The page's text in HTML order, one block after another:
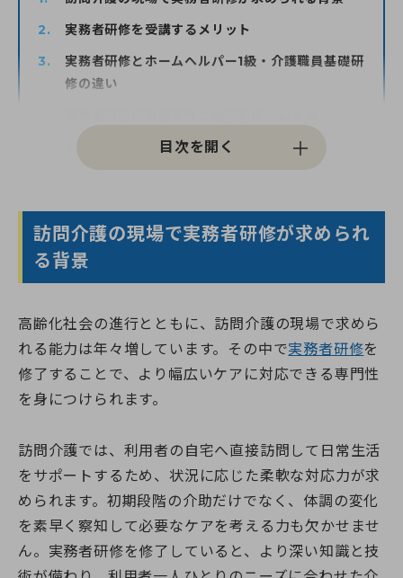
0120-961-190
9:00〜18:00（年末年始を除く）
実務者研修を受講するメリット
実務者研修とホームヘルパー1級・介護職員基礎研
修の違い
実務者研修のカリキュラムと学習方法
就職・転職における実務者研修の強み
FAQ｜実務者研修と訪問介護に関するQ＆A
の未来
訪問介護の現場で実務者研修が求められ
る背景
高齢化社会の進行とともに、訪問介護の現場で求めら
れる能力は年々増しています。その中で実務者研修を
修了することで、より幅広いケアに対応できる専門性
を身につけられます。
訪問介護では、利用者の自宅へ直接訪問して日常生活
をサポートするため、状況に応じた柔軟な対応力が求
められます。初期段階の介助だけでなく、体調の変化
を素早く察知して必要なケアを考える力も欠かせませ
ん。実務者研修を修了していると、より深い知識と技